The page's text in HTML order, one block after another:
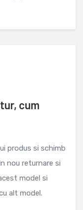
cum
produs si schimb
nou returnare si
model si
alt model.